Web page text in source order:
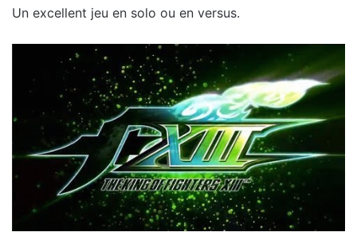
Un excellent jeu en solo ou en versus.